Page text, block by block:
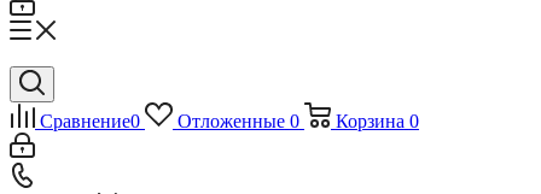
Сравнение0 Отложенные 0 Корзина 0